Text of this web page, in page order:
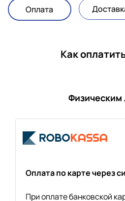
Оплата
Как
Физическим
Оплата по карте через
При оплате банковской